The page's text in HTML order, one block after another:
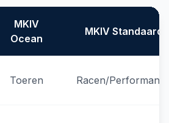
MKIV
Ocean
MKIV Standaard
Toeren Racen/